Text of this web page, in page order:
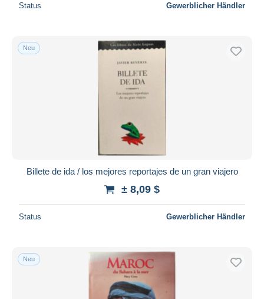
Status Gewerblicher Händler
Neu
Billete de ida / los mejores reportajes de un gran viajero
± 8,09 $
Status Gewerblicher Händler
Neu